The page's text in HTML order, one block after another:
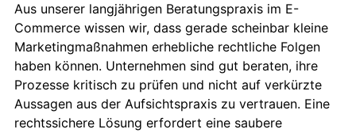
Aus unserer langjährigen Beratungspraxis im E-
Commerce wissen wir, dass gerade scheinbar kleine
Marketingmaßnahmen erhebliche rechtliche Folgen
haben können. Unternehmen sind gut beraten, ihre
Prozesse kritisch zu prüfen und nicht auf verkürzte
Aussagen aus der Aufsichtspraxis zu vertrauen. Eine
rechtssichere Lösung erfordert eine saubere